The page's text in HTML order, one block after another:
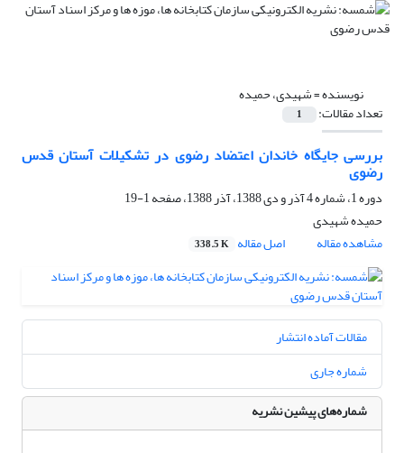
نویسنده =شهیدی، حمیده
تعداد مقالات: 1
بررسی جایگاه خاندان اعتضاد رضوی در تشکیلات آستان قدس
رضوی
دوره 1، شماره 4 آذر و دی 1388، آذر 1388، صفحه
1-19
حمیده شهیدی
مشاهده مقاله
اصل مقاله 338.5 K
مقالات آماده انتشار
شماره جاری
شماره‌های پیشین نشریه